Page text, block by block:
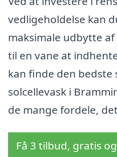
vedligeholdelse kan
maksimale udbytte
til en vane at
kan finde den bedste
solcellevask i
de mange fordele,
Få 3 tilbud, gratis